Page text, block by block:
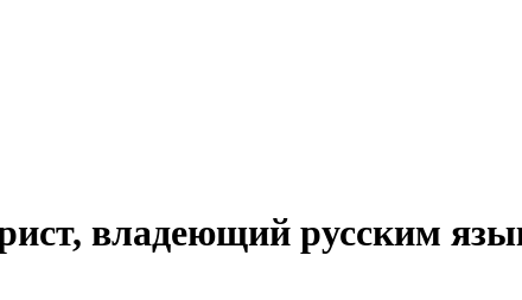
владеющий русским